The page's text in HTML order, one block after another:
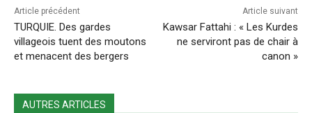
Article précédent
TURQUIE. Des gardes
villageois tuent des moutons
et menacent des bergers
Article suivant
Kawsar Fattahi : « Les Kurdes
ne serviront pas de chair à
canon »
AUTRES ARTICLES